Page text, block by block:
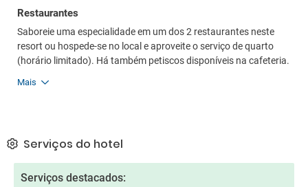
Restaurantes
Saboreie uma especialidade em um dos 2 restaurantes neste
resort ou hospede-se no local e aproveite o serviço de quarto
(horário limitado). Há também petiscos disponíveis na cafeteria.
Mais
Serviços do hotel
Serviços destacados: